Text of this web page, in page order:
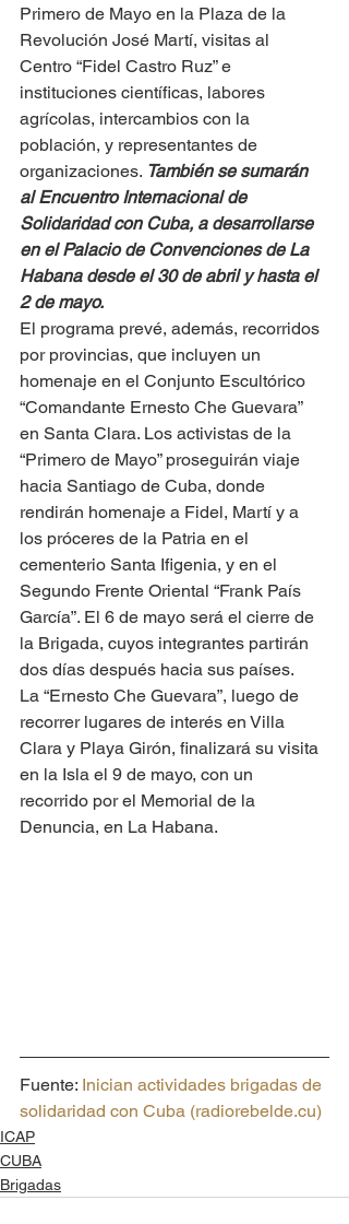
Primero de Mayo en la Plaza de la
Revolución José Martí, visitas al
Centro “Fidel Castro Ruz” e
instituciones científicas, labores
agrícolas, intercambios con la
población, y representantes de
organizaciones. También se sumarán
al Encuentro Internacional de
Solidaridad con Cuba, a desarrollarse
en el Palacio de Convenciones de La
Habana desde el 30 de abril y hasta el
2 de mayo.
El programa prevé, además, recorridos
por provincias, que incluyen un
homenaje en el Conjunto Escultórico
“Comandante Ernesto Che Guevara”
en Santa Clara. Los activistas de la
“Primero de Mayo” proseguirán viaje
hacia Santiago de Cuba, donde
rendirán homenaje a Fidel, Martí y a
los próceres de la Patria en el
cementerio Santa Ifigenia, y en el
Segundo Frente Oriental “Frank País
García”. El 6 de mayo será el cierre de
la Brigada, cuyos integrantes partirán
dos días después hacia sus países.
La “Ernesto Che Guevara”, luego de
recorrer lugares de interés en Villa
Clara y Playa Girón, finalizará su visita
en la Isla el 9 de mayo, con un
recorrido por el Memorial de la
Denuncia, en La Habana.
Fuente: Inician actividades brigadas de
solidaridad con Cuba (radiorebelde.cu)
ICAP
CUBA
Brigadas